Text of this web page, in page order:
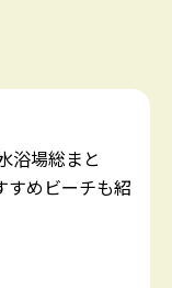
浴場総まと
すめビーチも紹